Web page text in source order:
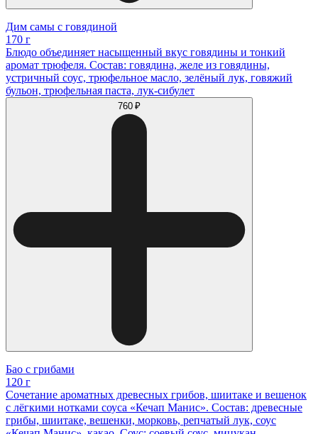
Дим самы с говядиной
170 г
Блюдо объединяет насыщенный вкус говядины и тонкий
аромат трюфеля. Состав: говядина, желе из говядины,
устричный соус, трюфельное масло, зелёный лук, говяжий
бульон, трюфельная паста, лук-сибулет
760 ₽
Бао с грибами
120 г
Сочетание ароматных древесных грибов, шиитаке и вешенок
с лёгкими нотками соуса «Кечап Манис». Состав: древесные
грибы, шиитаке, вешенки, морковь, репчатый лук, соус